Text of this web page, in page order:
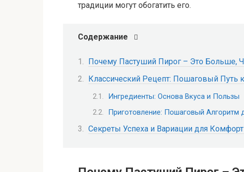
традиции могут обогатить его.
Содержание
Почему Пастуший Пирог – Это Больше,
Классический Рецепт: Пошаговый Путь
Ингредиенты: Основа Вкуса и Пользы
Приготовление: Пошаговый Алгоритм
Секреты Успеха и Вариации для